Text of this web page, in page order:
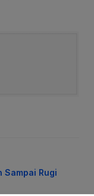
Sampai Rugi